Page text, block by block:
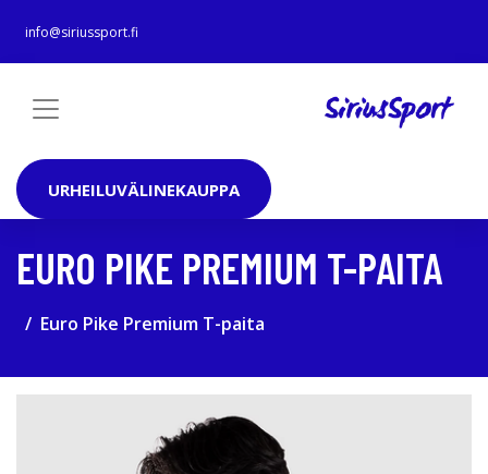
info@siriussport.fi
URHEILUVÄLINEKAUPPA
EURO PIKE PREMIUM T-PAITA
Euro Pike Premium T-paita